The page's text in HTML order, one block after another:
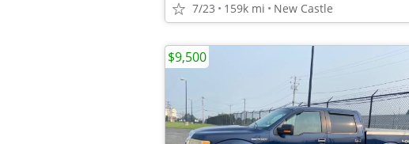
7/23 159k mi New Castle
$9,500